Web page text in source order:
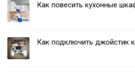
Как повесить кухонные
Как подключить джойстик